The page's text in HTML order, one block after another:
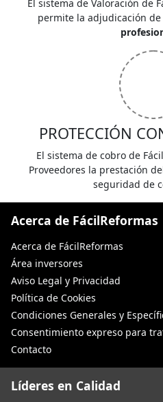
El sistema de Valoración de
permite la adjudicación de
PROTECCIÓN
El sistema de cobro de
Proveedores la prestación
seguridad de
Acerca de FácilReformas
Acerca de FácilReformas
Área inversores
Aviso Legal y Privacidad
Política de Cookies
Condiciones Generales y
Consentimiento expreso para
Contacto
Líderes en Calidad